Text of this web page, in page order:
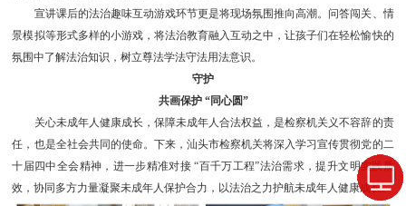
宣讲课后的法治趣味互动游戏环节更是将现场氛围推向高潮。问答闯关、情
景模拟等形式多样的小游戏，将法治教育融入互动之中，让孩子们在轻松愉快的
氛围中了解法治知识，树立尊法学法守法用法意识。
守护
共画保护 “同心圆”
关心未成年人健康成长，保障未成年人合法权益，是检察机关义不容辞的责
任，也是全社会共同的使命。下来，汕头市检察机关将深入学习宣传贯彻党的二
十届四中全会精神，进一步精准对接 “百千万工程”法治需求，提升文明实践质
效，协同多方力量凝聚未成年人保护合力，以法治之力护航未成年人健康成长。